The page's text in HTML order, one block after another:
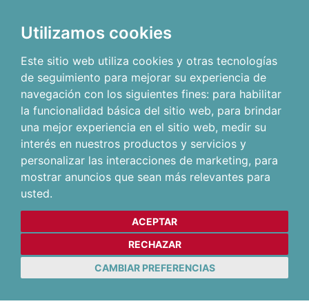
Utilizamos cookies
Este sitio web utiliza cookies y otras tecnologías
de seguimiento para mejorar su experiencia de
navegación con los siguientes fines: para habilitar
la funcionalidad básica del sitio web, para brindar
una mejor experiencia en el sitio web, medir su
interés en nuestros productos y servicios y
personalizar las interacciones de marketing, para
mostrar anuncios que sean más relevantes para
usted.
ACEPTAR
RECHAZAR
CAMBIAR PREFERENCIAS